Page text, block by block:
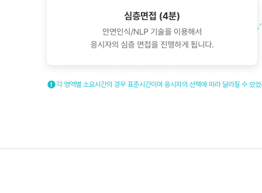
각 영역별 소요시간의 경우 표준시간이며 응시자의 선택에 따라 달라질 수 있